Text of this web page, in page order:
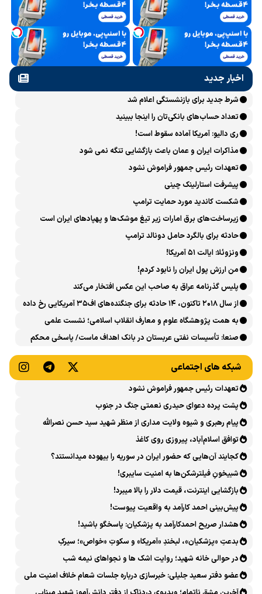
اخبار جدید
شرط جدید برای بازنشستگی اعلام شد
تعداد حساب‌های بانکی‌تان را اینجا ببینید
ری دالیو: آمریکا آماده سقوط است!
مذاکرات ایران و عمان باعث بازگشایی تنگه نمی شود
تعهدات رئیس جمهور فراموش نشود
پیشرفت ‏استارلینک چینی
شکست کاندید مورد حمایت ترامپ
زیرساخت‌های برق امارات زیر تیغ موشک‌ها و پهپادهای ایران است
حادثه برای بالگرد حامل دونالد ترامپ
ونزوئلا: ایالت ۵۱ آمریکا!
من ارزش پول ایران را نابود کردم!
پلیس گذرنامه عراق به صاحب این عکس افتخار می‌کند
از سال ۲۰۱۸ تاکنون، ۱۴ حادثه برای جنگنده‌های اف۳۵ آمریکایی رخ داده
است
به همت پژوهشگاه علوم و معارف انقلاب اسلامی؛ نشست علمی
«اربعین حسینی در منظومه فکری رهبر شهید، امام خامنه‌ای» برگزار
صنعا: تأسیسات نفتی عربستان در بانک اهداف ماست/ پاسخی محکم
شبکه های اجتماعی
تعهدات رئیس جمهور فراموش نشود
پشت پرده دعوای حیدری نعمتی جنگ در جنوب
پیام رهبری و شیوه ولایت مداری از منظر شهید سید حسن نصرالله
توافق اسلام‌آباد، پیروزی روی کاغذ
کجایند آن‌هایی که حضور ایران در سوریه را بیهوده میدانستند؟
شبیخونِ فیلترشکن‌ها به امنیت سایبری!
بازگشایی اینترنت، قیمت دلار را بالا میبرد!
پیش‌بینی احمد کارآمد به واقعیت پیوست!
هشدار صریح احمدکارآمد به پزشکیان: پاسخگو باشید!
بدعتِ «پزشکیان»، لبخندِ «آمریکا» و سکوتِ «خواص»؛ سیرکِ
قانون‌گریزی در روز روشن!
در حوالی خانه شهید؛ روایت اشک ها و نجواهای نیمه شب
عضو دفتر سعید جلیلی: خبرسازی درباره جلسات شعام خلاف امنیت ملی
است